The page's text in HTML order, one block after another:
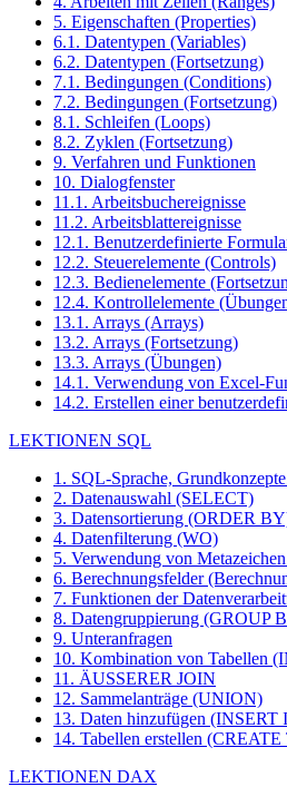
5. Eigenschaften (Properties)
6.1. Datentypen (Variables)
6.2. Datentypen (Fortsetzung)
7.1. Bedingungen (Conditions)
7.2. Bedingungen (Fortsetzung)
8.1. Schleifen (Loops)
8.2. Zyklen (Fortsetzung)
9. Verfahren und Funktionen
10. Dialogfenster
11.1. Arbeitsbuchereignisse
11.2. Arbeitsblattereignisse
12.1. Benutzerdefinierte
12.2. Steuerelemente (Controls)
12.3. Bedienelemente
12.4. Kontrollelemente
13.1. Arrays (Arrays)
13.2. Arrays (Fortsetzung)
13.3. Arrays (Übungen)
14.1. Verwendung von Excel-
14.2. Erstellen einer
LEKTIONEN SQL
1. SQL-Sprache,
2. Datenauswahl (SELECT)
3. Datensortierung (ORDER
4. Datenfilterung (WO)
5. Verwendung von
6. Berechnungsfelder
7. Funktionen der
8. Datengruppierung (GROUP
9. Unteranfragen
10. Kombination von Tabellen
11. ÄUSSERER JOIN
12. Sammelanträge (UNION)
13. Daten hinzufügen (INSERT
14. Tabellen erstellen
LEKTIONEN DAX